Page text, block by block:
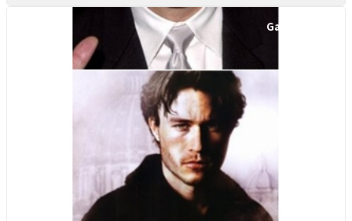
Gay Culture